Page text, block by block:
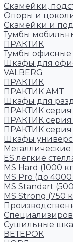
Скамейки,
Опоры и
Скамейки и
Тумбы
ПРАКТИК
Тумбы офисные
Шкафы для
VALBERG
ПРАКТИК
ПРАКТИК AMT
Шкафы для
ПРАКТИК cерия
ПРАКТИК серия
ПРАКТИК серия
Шкафы
Металлические
ES легкие
MS Hard (1000
MS Pro (до
MS Standart
MS Strong (750
Cушильные
ВЕТЕРОК